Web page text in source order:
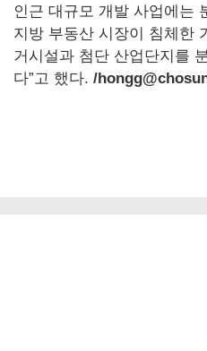
인근 대규모 개발 사업에는
지방 부동산 시장이 침체한
거시설과 첨단 산업단지를
다”고 했다. /